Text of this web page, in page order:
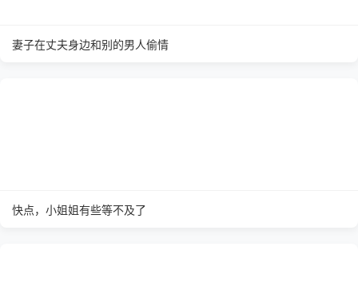
妻子在丈夫身边和别的男人偷情
快点，小姐姐有些等不及了